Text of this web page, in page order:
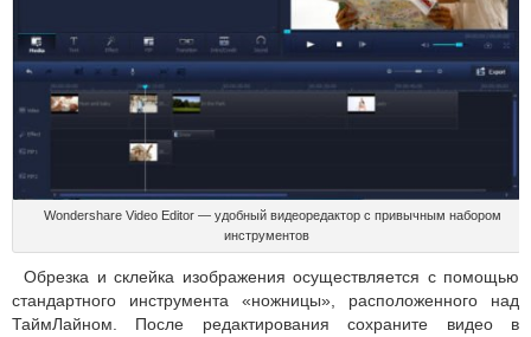
Wondershare Video Editor — удобный видеоредактор с привычным набором
инструментов
Обрезка и склейка изображения осуществляется с помощью
стандартного инструмента «ножницы», расположенного над
ТаймЛайном. После редактирования сохраните видео в